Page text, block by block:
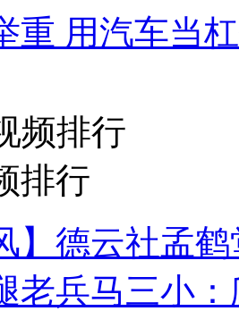
重 用汽车当
频排行
排行
】德云社孟
老兵马三小